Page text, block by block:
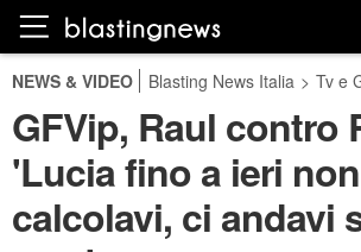
NEWS & VIDEO Blasting News Italia > Tv e
GFVip, Raul contro
'Lucia fino a ieri
calcolavi, ci andavi